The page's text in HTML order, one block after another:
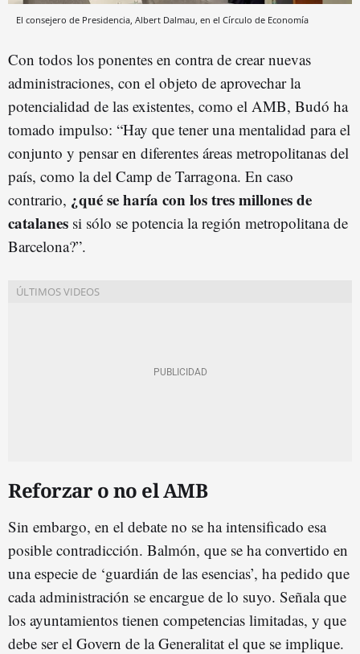
El consejero de Presidencia, Albert Dalmau, en el Círculo de Economía
Con todos los ponentes en contra de crear nuevas
administraciones, con el objeto de aprovechar la
potencialidad de las existentes, como el AMB, Budó ha
tomado impulso: “Hay que tener una mentalidad para el
conjunto y pensar en diferentes áreas metropolitanas del
país, como la del Camp de Tarragona. En caso
contrario, ¿qué se haría con los tres millones de
catalanes si sólo se potencia la región metropolitana de
Barcelona?”.
Reforzar o no el AMB
Sin embargo, en el debate no se ha intensificado esa
posible contradicción. Balmón, que se ha convertido en
una especie de ‘guardián de las esencias’, ha pedido que
cada administración se encargue de lo suyo. Señala que
los ayuntamientos tienen competencias limitadas, y que
debe ser el Govern de la Generalitat el que se implique.